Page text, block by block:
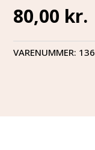
80,00 kr.
VARENUMMER: 136